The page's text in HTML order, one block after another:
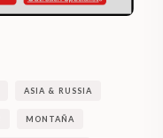
ASIA & RUSSIA
MONTAÑA